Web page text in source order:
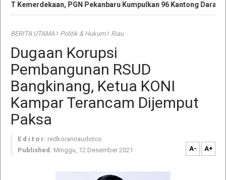
Kemerdekaan, PGN Pekanbaru Kumpulkan 96 Kantong Darah
BERITA UTAMA Politik & Hukum Riau
Dugaan Korupsi
Pembangunan RSUD
Bangkinang, Ketua KONI
Kampar Terancam Dijemput
Paksa
E d i t o r: redkoranriaudotco
Published: Minggu, 12 Desember 2021 A- A+